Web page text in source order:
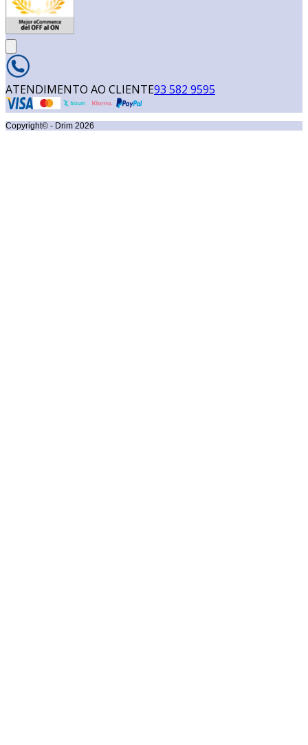
ATENDIMENTO AO CLIENTE93 582 9595
Copyright© - Drim 2026